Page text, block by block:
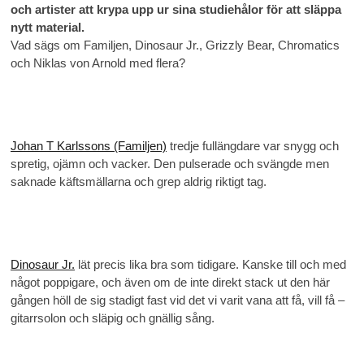
och artister att krypa upp ur sina studiehålor för att släppa
nytt material.
Vad sägs om Familjen, Dinosaur Jr., Grizzly Bear, Chromatics
och Niklas von Arnold med flera?
Johan T Karlssons (Familjen) tredje fullängdare var snygg och
spretig, ojämn och vacker. Den pulserade och svängde men
saknade käftsmällarna och grep aldrig riktigt tag.
Dinosaur Jr. lät precis lika bra som tidigare. Kanske till och med
något poppigare, och även om de inte direkt stack ut den här
gången höll de sig stadigt fast vid det vi varit vana att få, vill få –
gitarrsolon och släpig och gnällig sång.